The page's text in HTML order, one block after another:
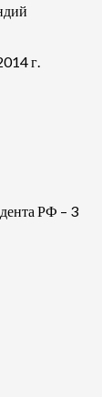
г.
РФ – 3